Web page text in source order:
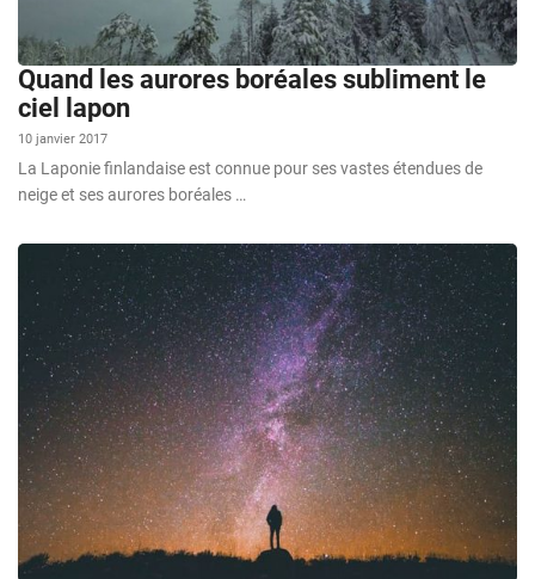
Quand les aurores boréales subliment le
ciel lapon
10 janvier 2017
La Laponie finlandaise est connue pour ses vastes étendues de
neige et ses aurores boréales …